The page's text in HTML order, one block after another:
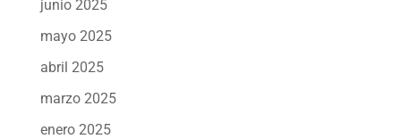
junio 2025
mayo 2025
abril 2025
marzo 2025
enero 2025